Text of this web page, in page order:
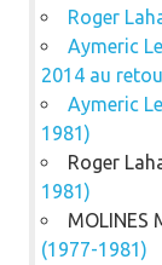
Roger
Aymeric
2014 au
Aymeric
1981)
Roger
1981)
MOLINES
(1977-1981)